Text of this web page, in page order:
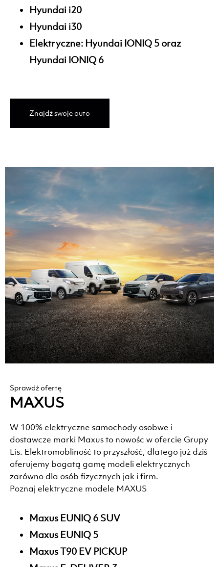
Hyundai i20
Hyundai i30
Elektryczne: Hyundai IONIQ 5 oraz
Hyundai IONIQ 6
Znajdź swoje auto
Sprawdź ofertę
MAXUS
W 100% elektryczne samochody osobwe i
dostawcze marki Maxus to nowośc w ofercie Grupy
Lis. Elektromobliność to przyszłość, dlatego już dziś
oferujemy bogatą gamę modeli elektrycznych
zarówno dla osób fizycznych jak i firm.
Poznaj elektryczne modele MAXUS
Maxus EUNIQ 6 SUV
Maxus EUNIQ 5
Maxus T90 EV PICKUP